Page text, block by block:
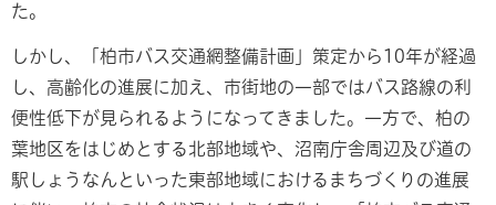
た。
しかし、「柏市バス交通網整備計画」策定から10年が経過
し、高齢化の進展に加え、市街地の一部ではバス路線の利
便性低下が見られるようになってきました。一方で、柏の
葉地区をはじめとする北部地域や、沼南庁舎周辺及び道の
駅しょうなんといった東部地域におけるまちづくりの進展